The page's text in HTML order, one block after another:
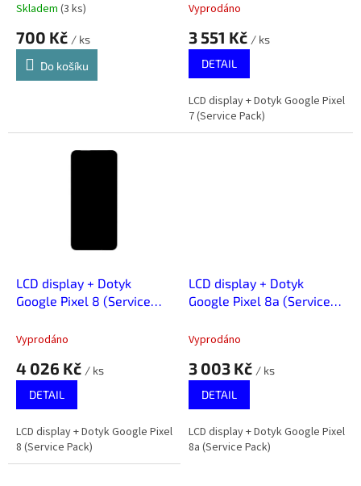
Skladem (3 ks)
700 Kč / ks
Do košíku
Vyprodáno
3 551 Kč / ks
DETAIL
LCD display + Dotyk Google Pixel
7 (Service Pack)
LCD display + Dotyk
Google Pixel 8 (Service
Vyprodáno
4 026 Kč / ks
DETAIL
LCD display + Dotyk Google Pixel
8 (Service Pack)
LCD display + Dotyk
Google Pixel 8a (Service
Vyprodáno
3 003 Kč / ks
DETAIL
LCD display + Dotyk Google Pixel
8a (Service Pack)